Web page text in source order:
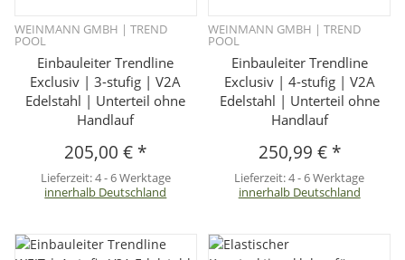
WEINMANN GMBH | TREND
POOL
Einbauleiter Trendline
Exclusiv | 3-stufig | V2A
Edelstahl | Unterteil ohne
Handlauf
205,00 € *
Lieferzeit:4 - 6 Werktage
innerhalb Deutschland
WEINMANN GMBH | TREND
POOL
Einbauleiter Trendline
Exclusiv | 4-stufig | V2A
Edelstahl | Unterteil ohne
Handlauf
250,99 € *
Lieferzeit:4 - 6 Werktage
innerhalb Deutschland